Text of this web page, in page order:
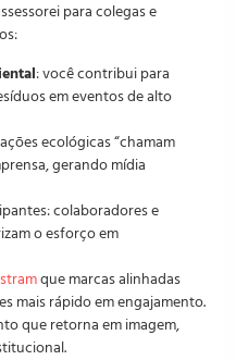
para colegas e
: você contribui para
em eventos de alto
ecológicas “chamam
gerando mídia
colaboradores e
o esforço em
que marcas alinhadas
mais rápido em engajamento.
que retorna em imagem,